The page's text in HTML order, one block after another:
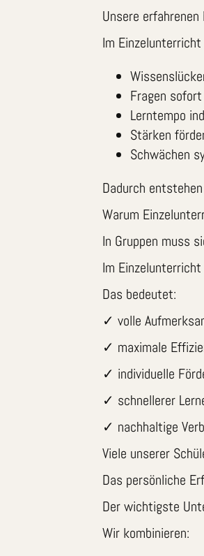
Unsere
Im
Fragen
Lerntempo
Stärken
Schwächen
Dadurch
Warum
In Gruppen muss
Im
Das bedeutet:
✓ volle
✓ maximale
✓ individuelle
✓ schnellerer
✓ nachhaltige
Viele unserer
Das persönliche
Der wichtigste
Wir kombinieren: